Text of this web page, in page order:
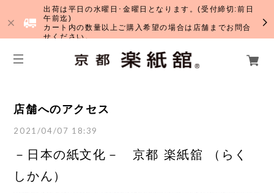
出荷は平日の水曜日･金曜日となります。(受付締切:前日
午前迄)
カート内の数量以上ご購入希望の場合は店舗までお問合
せください。
店舗へのアクセス
2021/04/07 18:39
－日本の紙文化－ 京都 楽紙舘 （らく
しかん）